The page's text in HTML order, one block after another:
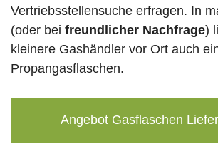
Vertriebsstellensuche erfragen. In
(oder bei freundlicher Nachfrage)
kleinere Gashändler vor Ort auch
Propangasflaschen.
Angebot Gasflaschen